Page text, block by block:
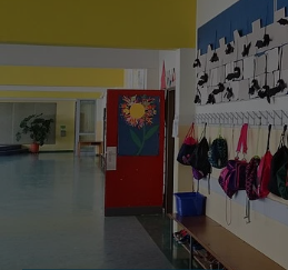
Wirtschaft & Handel